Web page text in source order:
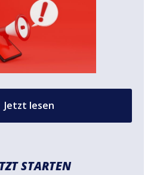
Jetzt lesen
STARTEN